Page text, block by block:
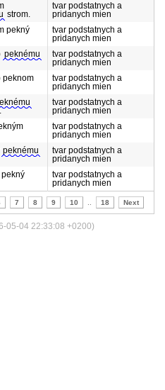
strom.
tvar podstatnych a
pridanych mien
pekný
tvar podstatnych a
pridanych mien
peknému
tvar podstatnych a
pridanych mien
peknom
tvar podstatnych a
pridanych mien
tvar podstatnych a
pridanych mien
tvar podstatnych a
pridanych mien
peknému
tvar podstatnych a
pridanych mien
pekný
tvar podstatnych a
pridanych mien
7 8 9 10 18 Next
05-04 22:33:08 +0200)